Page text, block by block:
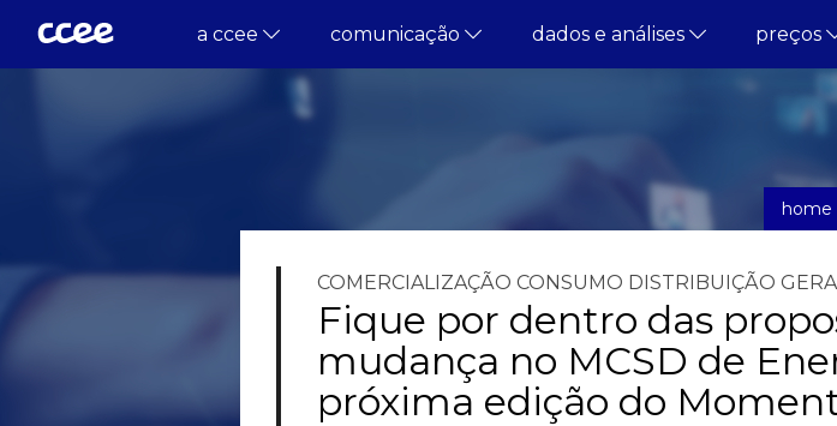
a ccee comunicação dados e análises preços
home
COMERCIALIZAÇÃO CONSUMO DISTRIBUIÇÃO
Fique por dentro das
mudança no MCSD de
próxima edição do